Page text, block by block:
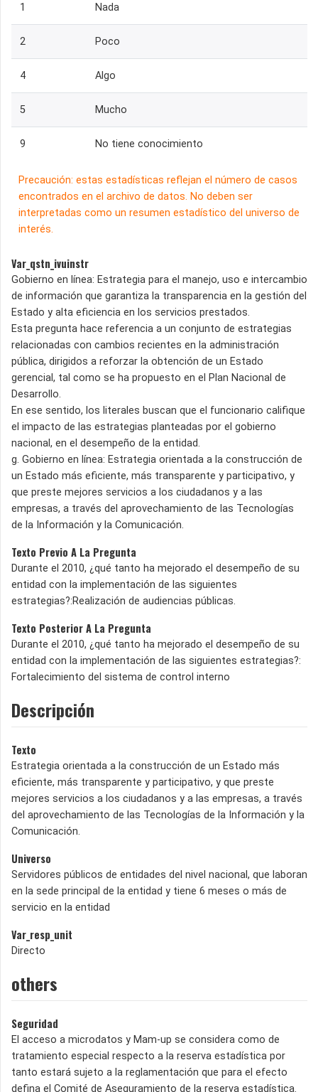
1 Nada
2 Poco
4 Algo
5 Mucho
9 No tiene conocimiento
Precaución: estas estadísticas reflejan el número de casos
encontrados en el archivo de datos. No deben ser
interpretadas como un resumen estadístico del universo de
interés.
Var_qstn_ivuinstr
Gobierno en línea: Estrategia para el manejo, uso e intercambio
de información que garantiza la transparencia en la gestión del
Estado y alta eficiencia en los servicios prestados.
Esta pregunta hace referencia a un conjunto de estrategias
relacionadas con cambios recientes en la administración
pública, dirigidos a reforzar la obtención de un Estado
gerencial, tal como se ha propuesto en el Plan Nacional de
Desarrollo.
En ese sentido, los literales buscan que el funcionario califique
el impacto de las estrategias planteadas por el gobierno
nacional, en el desempeño de la entidad.
g. Gobierno en línea: Estrategia orientada a la construcción de
un Estado más eficiente, más transparente y participativo, y
que preste mejores servicios a los ciudadanos y a las
empresas, a través del aprovechamiento de las Tecnologías
de la Información y la Comunicación.
Texto Previo A La Pregunta
Durante el 2010, ¿qué tanto ha mejorado el desempeño de su
entidad con la implementación de las siguientes
estrategias?:Realización de audiencias públicas.
Texto Posterior A La Pregunta
Durante el 2010, ¿qué tanto ha mejorado el desempeño de su
entidad con la implementación de las siguientes estrategias?:
Fortalecimiento del sistema de control interno
Descripción
Texto
Estrategia orientada a la construcción de un Estado más
eficiente, más transparente y participativo, y que preste
mejores servicios a los ciudadanos y a las empresas, a través
del aprovechamiento de las Tecnologías de la Información y la
Comunicación.
Universo
Servidores públicos de entidades del nivel nacional, que laboran
en la sede principal de la entidad y tiene 6 meses o más de
servicio en la entidad
Var_resp_unit
Directo
others
Seguridad
El acceso a microdatos y Mam-up se considera como de
tratamiento especial respecto a la reserva estadística por
tanto estará sujeto a la reglamentación que para el efecto
defina el Comité de Aseguramiento de la reserva estadística.